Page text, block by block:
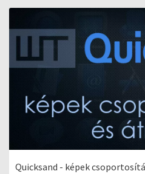
Quicksand - képek